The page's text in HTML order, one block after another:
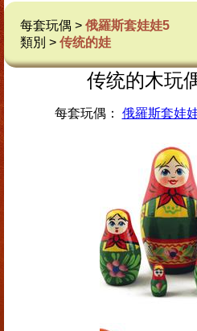
每套玩偶 > 俄羅斯套娃娃5
類別 > 传统的娃
传统的木玩
每套玩偶： 俄羅斯套娃